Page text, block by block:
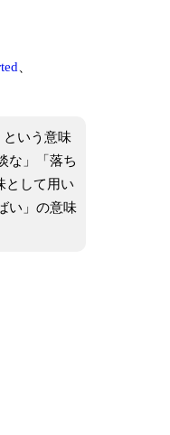
という意味
な」「落ち
として用い
い」の意味